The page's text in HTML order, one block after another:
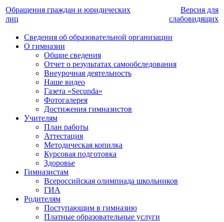
Обращения граждан и юридических
лиц
Версия для
слабовидящих
Сведения об образовательной организации
О гимназии
Общие сведения
Отчет о результатах самообследования
Внеурочная деятельность
Наше видео
Газета «Secunda»
Фотогалерея
Достижения гимназистов
Учителям
План работы
Аттестация
Методическая копилка
Курсовая подготовка
Здоровье
Гимназистам
Всероссийская олимпиада школьников
ГИА
Родителям
Поступающим в гимназию
Платные образовательные услуги